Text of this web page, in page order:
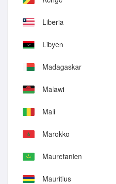
Liberia
Libyen
Madagaskar
Malawi
Mali
Marokko
Mauretanien
Mauritius